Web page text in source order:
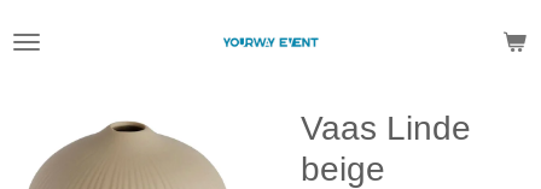
direct
hoofdinhoud
Vaas Linde
beige